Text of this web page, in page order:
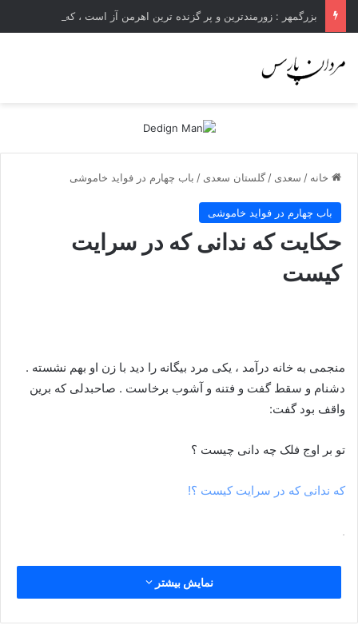
خانه / سعدی / گلستان سعدی / باب چهارم در فوايد خاموشى
باب چهارم در فوايد خاموشى
حکایت که ندانى که در سرایت
کیست
منجمی به خانه درآمد ، یکی مرد بیگانه را دید با زن او بهم نشسته .
دشنام و سقط گفت و فتنه و آشوب برخاست . صاحبدلی که برین
واقف بود گفت:
تو بر اوج فلک چه دانى چیست ؟
که ندانى که در سرایت کیست ؟!
.
نمایش بیشتر